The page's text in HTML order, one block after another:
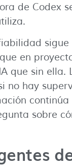
de Codex
en
que sin ella.
no hay
sobre